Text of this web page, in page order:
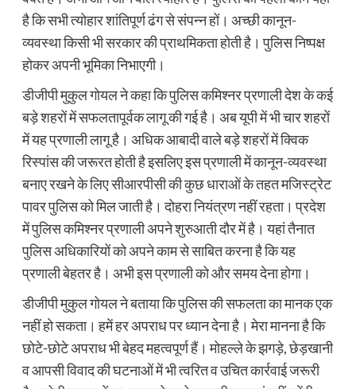
है कि सभी त्योहार शांतिपूर्ण ढंग से संपन्न हों। अच्छी कानून-
व्यवस्था किसी भी सरकार की प्राथमिकता होती है। पुलिस निष्पक्ष
होकर अपनी भूमिका निभाएगी।
डीजीपी मुकुल गोयल ने कहा कि पुलिस कमिश्नर प्रणाली देश के कई
बड़े शहरों में सफलतापूर्वक लागू की गई है। अब यूपी में भी चार शहरों
में यह प्रणाली लागू है। अधिक आबादी वाले बड़े शहरों में क्विक
रिस्पांस की जरूरत होती है इसलिए इस प्रणाली में कानून-व्यवस्था
बनाए रखने के लिए सीआरपीसी की कुछ धाराओं के तहत मजिस्ट्रेट
पावर पुलिस को मिल जाती है। दोहरा नियंत्रण नहीं रहता। प्रदेश
में पुलिस कमिश्नर प्रणाली अपने शुरुआती दौर में है। यहां तैनात
पुलिस अधिकारियों को अपने काम से साबित करना है कि यह
प्रणाली बेहतर है। अभी इस प्रणाली को और समय देना होगा।
डीजीपी मुकुल गोयल ने बताया कि पुलिस की सफलता का मानक एक
नहीं हो सकता। हमें हर अपराध पर ध्यान देना है। मेरा मानना है कि
छोटे-छोटे अपराध भी बेहद महत्वपूर्ण हैं। मोहल्ले के झगड़े, छेड़खानी
व आपसी विवाद की घटनाओं में भी त्वरित व उचित कार्रवाई जरूरी